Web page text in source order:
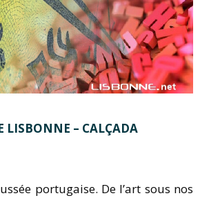
LISBONNE – CALÇADA
portugaise. De l’art sous nos